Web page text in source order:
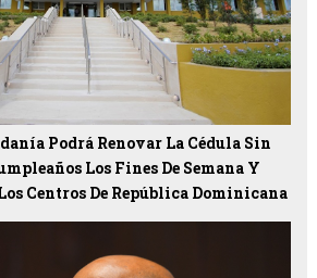
Podrá Renovar La Cédula Sin
Los Fines De Semana Y
Centros De República Dominicana